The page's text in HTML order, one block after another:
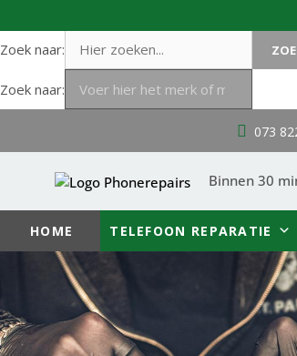
Zoek naar:
Zoek naar:
073
Binnen 30
HOME TELEFOON REPARATIE